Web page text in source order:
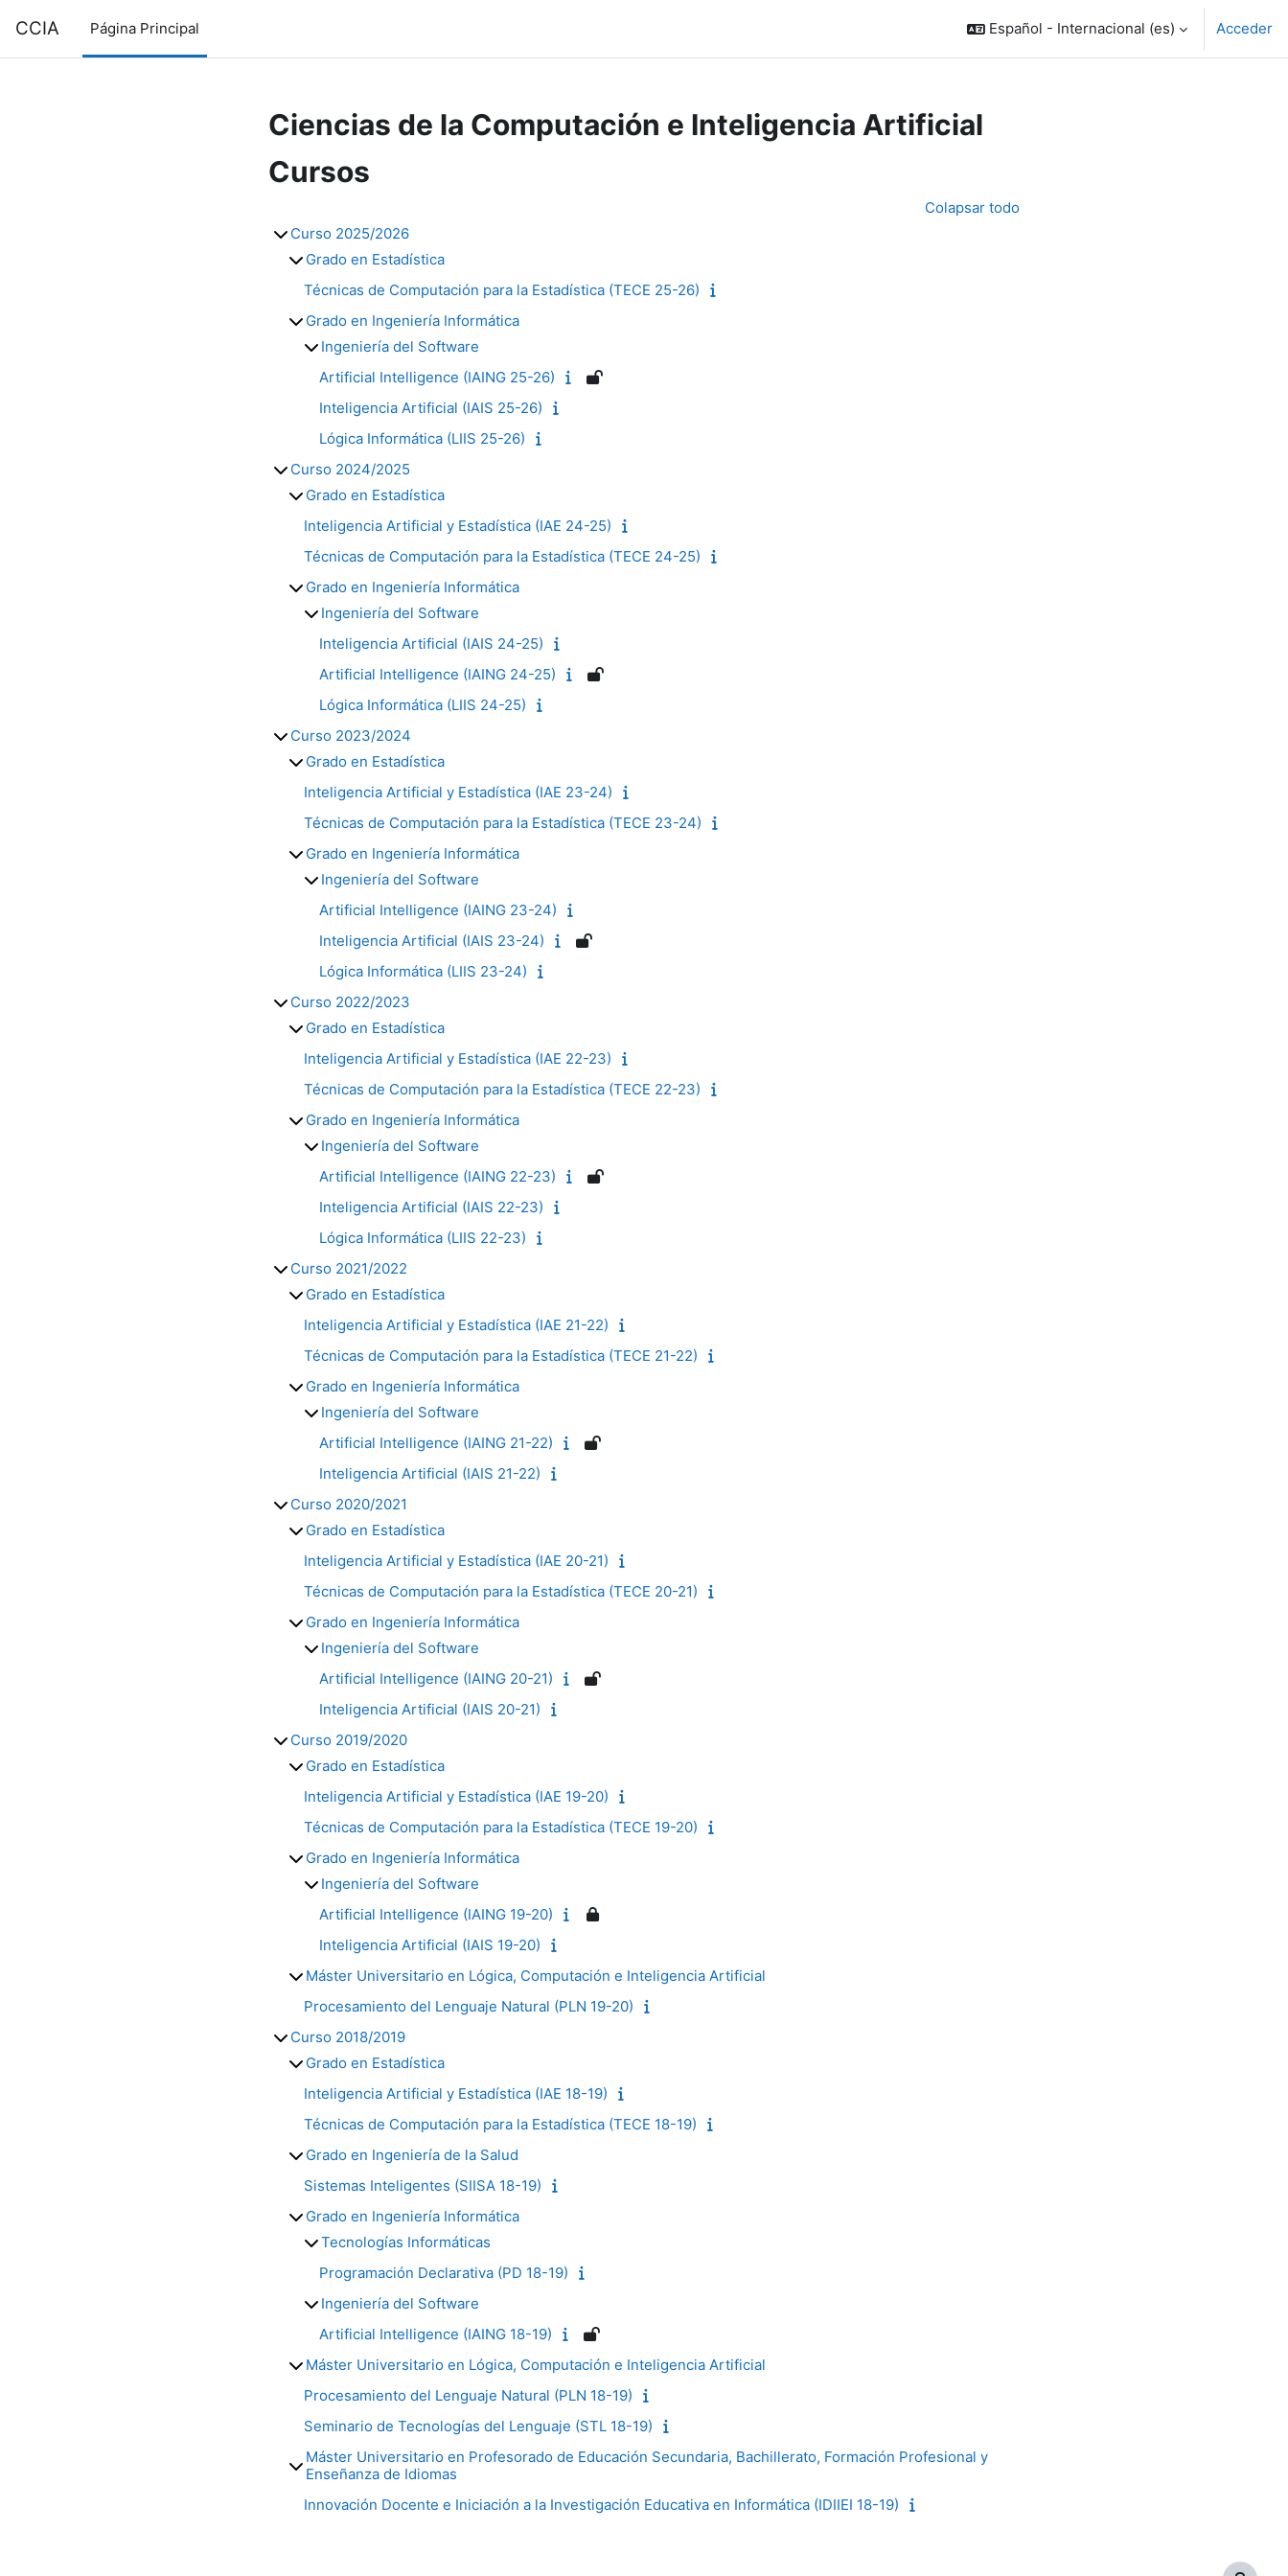
CCIA Página Principal Español - Internacional ‎(es)‎ Acceder
Ciencias de la Computación e Inteligencia Artificial
Cursos
Colapsar todo
Curso 2025/2026
Grado en Estadística
Técnicas de Computación para la Estadística (TECE 25-26)
Grado en Ingeniería Informática
Ingeniería del Software
Artificial Intelligence (IAING 25-26)
Inteligencia Artificial (IAIS 25-26)
Lógica Informática (LIIS 25-26)
Curso 2024/2025
Grado en Estadística
Inteligencia Artificial y Estadística (IAE 24-25)
Técnicas de Computación para la Estadística (TECE 24-25)
Grado en Ingeniería Informática
Ingeniería del Software
Inteligencia Artificial (IAIS 24-25)
Artificial Intelligence (IAING 24-25)
Lógica Informática (LIIS 24-25)
Curso 2023/2024
Grado en Estadística
Inteligencia Artificial y Estadística (IAE 23-24)
Técnicas de Computación para la Estadística (TECE 23-24)
Grado en Ingeniería Informática
Ingeniería del Software
Artificial Intelligence (IAING 23-24)
Inteligencia Artificial (IAIS 23-24)
Lógica Informática (LIIS 23-24)
Curso 2022/2023
Grado en Estadística
Inteligencia Artificial y Estadística (IAE 22-23)
Técnicas de Computación para la Estadística (TECE 22-23)
Grado en Ingeniería Informática
Ingeniería del Software
Artificial Intelligence (IAING 22-23)
Inteligencia Artificial (IAIS 22-23)
Lógica Informática (LIIS 22-23)
Curso 2021/2022
Grado en Estadística
Inteligencia Artificial y Estadística (IAE 21-22)
Técnicas de Computación para la Estadística (TECE 21-22)
Grado en Ingeniería Informática
Ingeniería del Software
Artificial Intelligence (IAING 21-22)
Inteligencia Artificial (IAIS 21-22)
Curso 2020/2021
Grado en Estadística
Inteligencia Artificial y Estadística (IAE 20-21)
Técnicas de Computación para la Estadística (TECE 20-21)
Grado en Ingeniería Informática
Ingeniería del Software
Artificial Intelligence (IAING 20-21)
Inteligencia Artificial (IAIS 20-21)
Curso 2019/2020
Grado en Estadística
Inteligencia Artificial y Estadística (IAE 19-20)
Técnicas de Computación para la Estadística (TECE 19-20)
Grado en Ingeniería Informática
Ingeniería del Software
Artificial Intelligence (IAING 19-20)
Inteligencia Artificial (IAIS 19-20)
Máster Universitario en Lógica, Computación e Inteligencia Artificial
Procesamiento del Lenguaje Natural (PLN 19-20)
Curso 2018/2019
Grado en Estadística
Inteligencia Artificial y Estadística (IAE 18-19)
Técnicas de Computación para la Estadística (TECE 18-19)
Grado en Ingeniería de la Salud
Sistemas Inteligentes (SIISA 18-19)
Grado en Ingeniería Informática
Tecnologías Informáticas
Programación Declarativa (PD 18-19)
Ingeniería del Software
Artificial Intelligence (IAING 18-19)
Máster Universitario en Lógica, Computación e Inteligencia Artificial
Procesamiento del Lenguaje Natural (PLN 18-19)
Seminario de Tecnologías del Lenguaje (STL 18-19)
Máster Universitario en Profesorado de Educación Secundaria, Bachillerato, Formación Profesional y
Enseñanza de Idiomas
Innovación Docente e Iniciación a la Investigación Educativa en Informática (IDIIEI 18-19)